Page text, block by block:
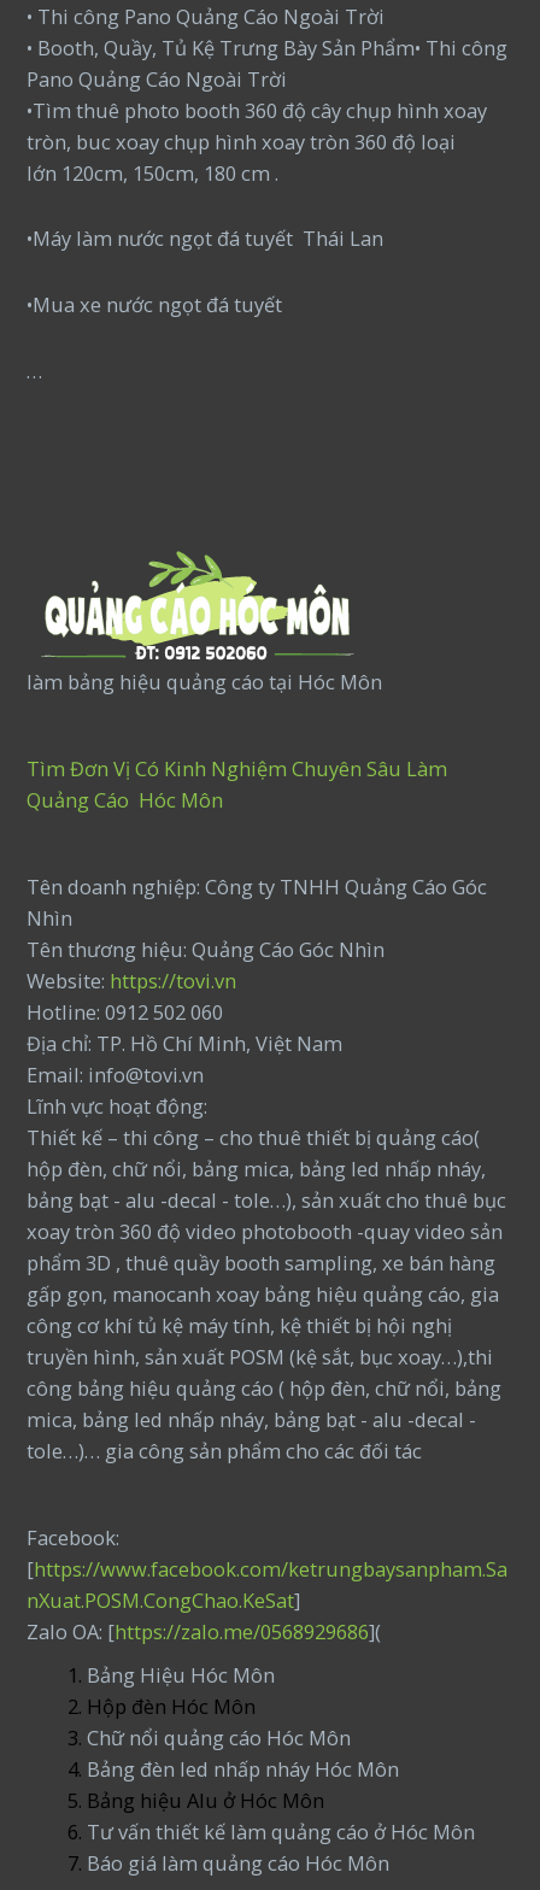
• Thi công Pano Quảng Cáo Ngoài Trời
• Booth, Quầy, Tủ Kệ Trưng Bày Sản Phẩm• Thi công
Pano Quảng Cáo Ngoài Trời
•Tìm thuê photo booth 360 độ cây chụp hình xoay
tròn, buc xoay chụp hình xoay tròn 360 độ loại
lớn 120cm, 150cm, 180 cm .
•Máy làm nước ngọt đá tuyết Thái Lan
•Mua xe nước ngọt đá tuyết
…
làm bảng hiệu quảng cáo tại Hóc Môn
Tìm Đơn Vị Có Kinh Nghiệm Chuyên Sâu Làm
Quảng Cáo Hóc Môn
Tên doanh nghiệp: Công ty TNHH Quảng Cáo Góc
Nhìn
Tên thương hiệu: Quảng Cáo Góc Nhìn
Website: https://tovi.vn
Hotline: 0912 502 060
Địa chỉ: TP. Hồ Chí Minh, Việt Nam
Email: info@tovi.vn
Lĩnh vực hoạt động:
Thiết kế – thi công – cho thuê thiết bị quảng cáo(
hộp đèn, chữ nổi, bảng mica, bảng led nhấp nháy,
bảng bạt - alu -decal - tole…), sản xuất cho thuê bục
xoay tròn 360 độ video photobooth -quay video sản
phẩm 3D , thuê quầy booth sampling, xe bán hàng
gấp gọn, manocanh xoay bảng hiệu quảng cáo, gia
công cơ khí tủ kệ máy tính, kệ thiết bị hội nghị
truyền hình, sản xuất POSM (kệ sắt, bục xoay…),thi
công bảng hiệu quảng cáo ( hộp đèn, chữ nổi, bảng
mica, bảng led nhấp nháy, bảng bạt - alu -decal -
tole…)… gia công sản phẩm cho các đối tác
Facebook:
[https://www.facebook.com/ketrungbaysanpham.Sa
nXuat.POSM.CongChao.KeSat]
Zalo OA: [https://zalo.me/0568929686](
Bảng Hiệu Hóc Môn
Hộp đèn Hóc Môn
Chữ nổi quảng cáo Hóc Môn
Bảng đèn led nhấp nháy Hóc Môn
Bảng hiệu Alu ở Hóc Môn
Tư vấn thiết kế làm quảng cáo ở Hóc Môn
Báo giá làm quảng cáo Hóc Môn